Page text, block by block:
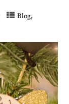
Blog,